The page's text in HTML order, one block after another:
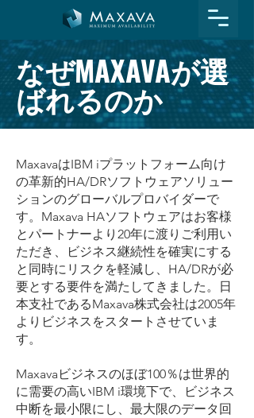
なぜMAXAVAが選
ばれるのか
MaxavaはIBM iプラットフォーム向け
の革新的HA/DRソフトウェアソリュー
ションのグローバルプロバイダーで
す。 Maxava HAソフトウェアはお客様
とパートナーより20年に渡りご利用い
ただき、
ビジネス継続性を確実にする
と同時にリスクを軽減し、HA/DRが必
要とする要件を満たしてきました。
日
本支社であるMaxava株式会社は2005年
よりビジネスをスタートさせていま
す。
Maxavaビジネスのほぼ100％は世界的
に需要の高いIBM i環境下で、ビジネス
中断を最小限にし、最大限のデータ回